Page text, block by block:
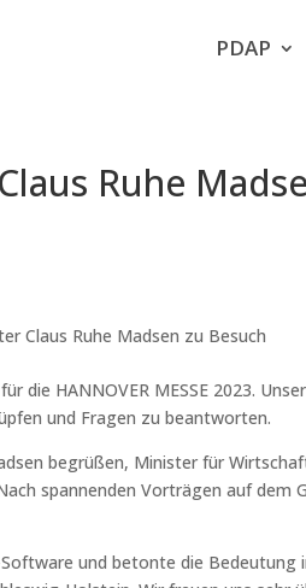
PDAP
Ruhe
Claus Ruhe Madsen zu Besuch
die HANNOVER MESSE 2023.
und Fragen zu beantworten.
begrüßen, Minister für
spannenden Vorträgen auf dem
und betonte die Bedeutung